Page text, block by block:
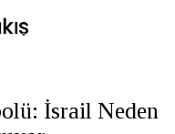
İsrail Neden